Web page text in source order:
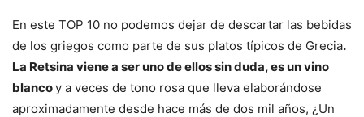
En este TOP 10 no podemos dejar de descartar las bebidas
de los griegos como parte de sus platos típicos de Grecia.
La Retsina viene a ser uno de ellos sin duda, es un vino
blancoy a veces de tono rosa que lleva elaborándose
aproximadamente desde hace más de dos mil años, ¿Un